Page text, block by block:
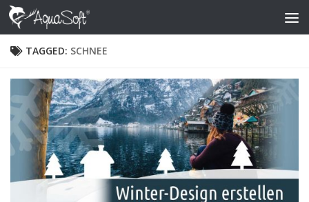
Skip to content
TAGGED: SCHNEE